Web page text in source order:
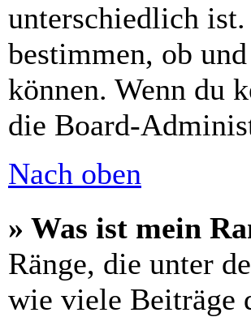
unterschiedlich
bestimmen, ob
können. Wenn du
die Board-
Nach oben
» Was ist mein
Ränge, die unter
wie viele Beiträge